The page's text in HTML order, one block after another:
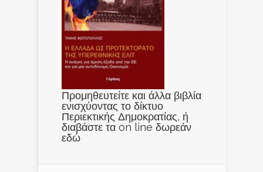
Προμηθευτείτε και άλλα βιβλία
ενισχύοντας το δίκτυο
Περιεκτικής Δημοκρατίας, ή
διαβάστε τα on line δωρεάν
εδώ